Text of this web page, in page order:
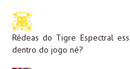
Rédeas do Tigre Espectral
dentro do jogo né?